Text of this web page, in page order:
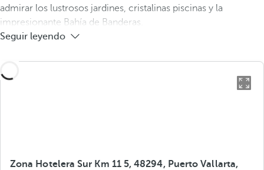
admirar los lustrosos jardines, cristalinas piscinas y la
impresionante Bahía de Banderas.
Seguir leyendo
Zona Hotelera Sur Km 11 5, 48294, Puerto Vallarta,